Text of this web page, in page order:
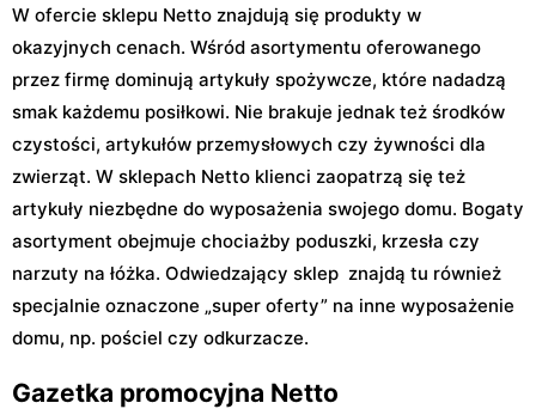
W ofercie sklepu Netto znajdują się produkty w
okazyjnych cenach. Wśród asortymentu oferowanego
przez firmę dominują artykuły spożywcze, które nadadzą
smak każdemu posiłkowi. Nie brakuje jednak też środków
czystości, artykułów przemysłowych czy żywności dla
zwierząt. W sklepach Netto klienci zaopatrzą się też
artykuły niezbędne do wyposażenia swojego domu. Bogaty
asortyment obejmuje chociażby poduszki, krzesła czy
narzuty na łóżka. Odwiedzający sklep znajdą tu również
specjalnie oznaczone „super oferty” na inne wyposażenie
domu, np. pościel czy odkurzacze.
Gazetka promocyjna Netto